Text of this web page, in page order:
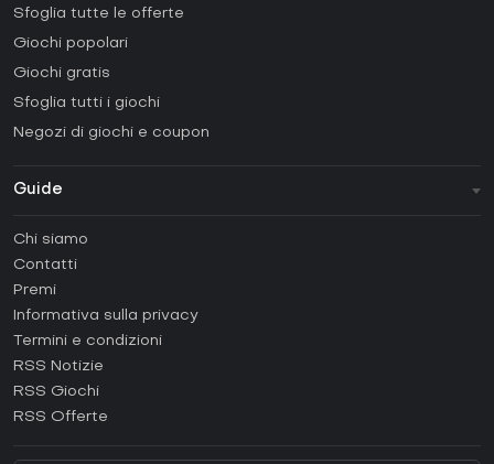
Sfoglia tutte le offerte
Giochi popolari
Giochi gratis
Sfoglia tutti i giochi
Negozi di giochi e coupon
Guide
Come attivare una Steam CD Key?
Come attivare una Epic Games CD Key?
Come attivare una GOG CD Key?
Come attivare una Ubisoft Connect CD Key?
Chi siamo
Contatti
Premi
Informativa sulla privacy
Termini e condizioni
RSS Notizie
RSS Giochi
RSS Offerte